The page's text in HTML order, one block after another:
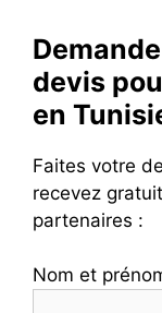
devis
en
Faites votre
recevez
partenaires :